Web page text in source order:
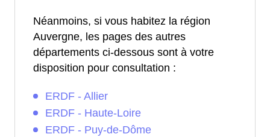
Néanmoins, si vous habitez la région
Auvergne, les pages des autres
départements ci-dessous sont à votre
disposition pour consultation :
ERDF - Allier
ERDF - Haute-Loire
ERDF - Puy-de-Dôme